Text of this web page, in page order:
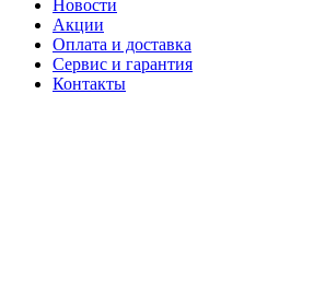
Новости
Акции
Оплата и доставка
Сервис и гарантия
Контакты